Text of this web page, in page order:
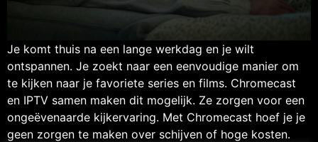
Je komt thuis na een lange werkdag en je wilt
ontspannen. Je zoekt naar een eenvoudige manier om
te kijken naar je favoriete series en films. Chromecast
en IPTV samen maken dit mogelijk. Ze zorgen voor een
ongeëvenaarde kijkervaring. Met Chromecast hoef je je
geen zorgen te maken over schijven of hoge kosten.